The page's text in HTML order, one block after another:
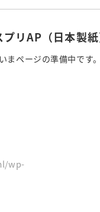
wp-
プリAP（日本製紙
まページの準備中です